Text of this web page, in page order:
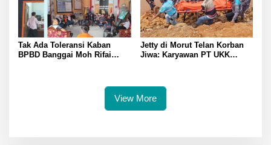
Tak Ada Toleransi Kaban
BPBD Banggai Moh Rifai
Jetty di Morut Telan Korban
Jiwa: Karyawan PT UKK
View More